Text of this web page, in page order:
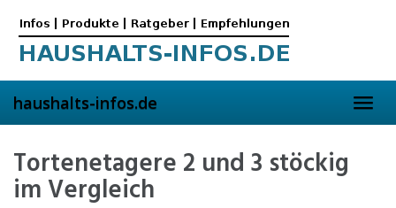
main
content
haushalts-infos.de
Tortenetagere 2 und 3 stöckig
im Vergleich